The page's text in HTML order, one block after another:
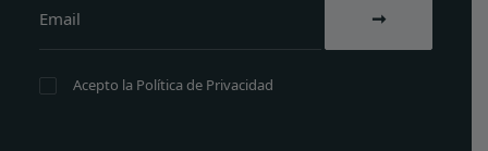
Acepto la Política de Privacidad